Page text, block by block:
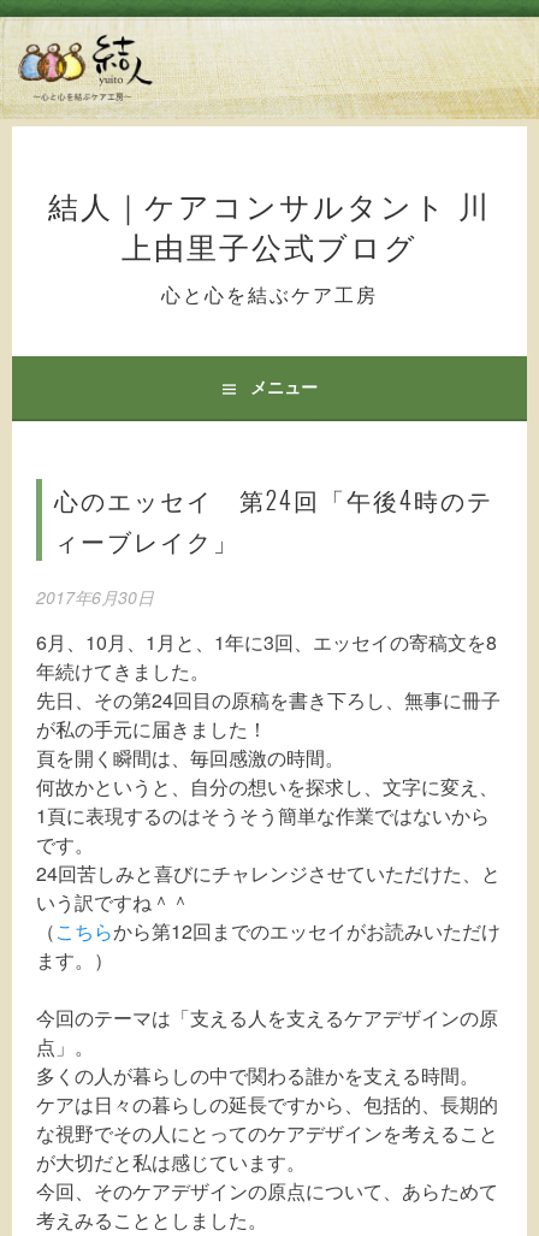
結人｜ケアコンサルタント 川
上由里子公式ブログ
心と心を結ぶケア工房
メニュー
心のエッセイ 第24回「午後4時のテ
ィーブレイク」
2017年6月30日
6月、10月、1月と、1年に3回、エッセイの寄稿文を8
年続けてきました。
先日、その第24回目の原稿を書き下ろし、無事に冊子
が私の手元に届きました！
頁を開く瞬間は、毎回感激の時間。
何故かというと、自分の想いを探求し、文字に変え、
1頁に表現するのはそうそう簡単な作業ではないから
です。
24回苦しみと喜びにチャレンジさせていただけた、と
いう訳ですね＾＾
（こちらから第12回までのエッセイがお読みいただけ
ます。）
今回のテーマは「支える人を支えるケアデザインの原
点」。
多くの人が暮らしの中で関わる誰かを支える時間。
ケアは日々の暮らしの延長ですから、包括的、長期的
な視野でその人にとってのケアデザインを考えること
が大切だと私は感じています。
今回、そのケアデザインの原点について、あらためて
考えみることとしました。